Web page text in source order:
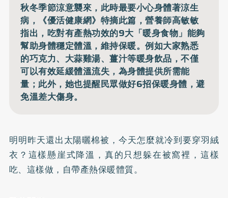
秋冬季節涼意襲來，此時最要小心身體著涼生
病，《優活健康網》特摘此篇，營養師高敏敏
指出，吃對有產熱功效的9大「暖身食物」能夠
幫助身體穩定體溫，維持保暖。例如大家熟悉
的巧克力、大蒜雞湯、薑汁等暖身飲品，不僅
可以有效延緩體溫流失，為身體提供所需能
量；此外，她也提醒民眾做好6招保暖身體，避
免溫差大傷身。
明明昨天還出太陽曬棉被，今天怎麼就冷到要穿羽絨
衣？這樣懸崖式降溫，真的只想躲在被窩裡，這樣
吃、這樣做，自帶產熱保暖體質。